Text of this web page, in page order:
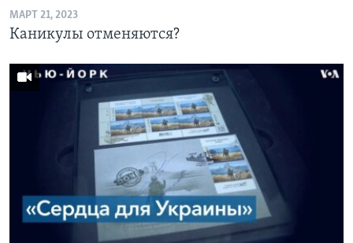
МАРТ 21, 2023
Каникулы отменяются?